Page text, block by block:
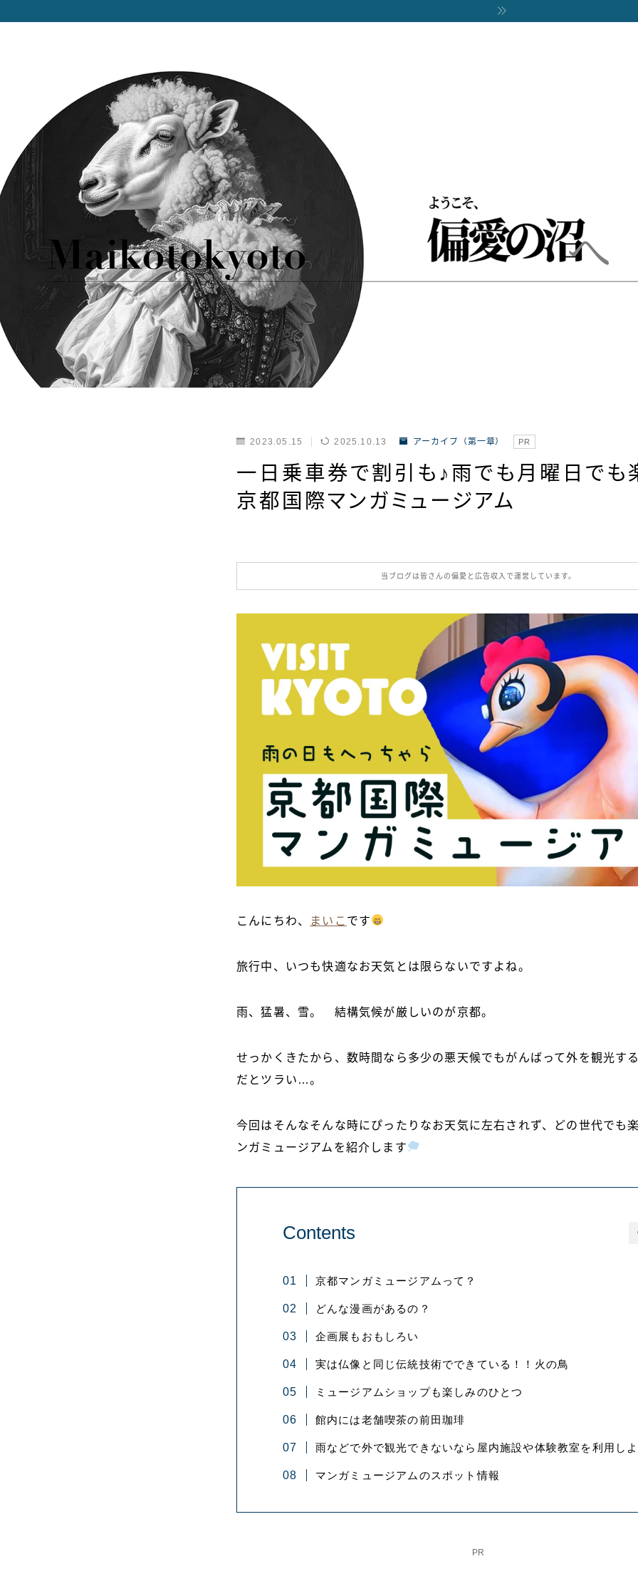
2023.05.15 2025.10.13 アーカイブ（第一章） PR
一日乗車券で割引も♪雨でも月曜日でも
京都国際マンガミュージアム
当ブログは皆さんの偏愛と広告収入で運営しています。
こんにちわ、 まいこ です
旅行中、いつも快適なお天気とは限らないですよね。
雨、猛暑、雪。 結構気候が厳しいのが京都。
せっかくきたから、数時間なら多少の悪天候でもがんばって外を観光す
だとツラい…。
今回はそんなそんな時にぴったりなお天気に左右されず、どの世代でも
ンガミュージアムを紹介します
Contents
京都マンガミュージアムって？
どんな漫画があるの？
企画展もおもしろい
実は仏像と同じ伝統技術でできている！！火の鳥
ミュージアムショップも楽しみのひとつ
館内には老舗喫茶の前田珈琲
雨などで外で観光できないなら屋内施設や体験教室を利用し
マンガミュージアムのスポット情報
PR